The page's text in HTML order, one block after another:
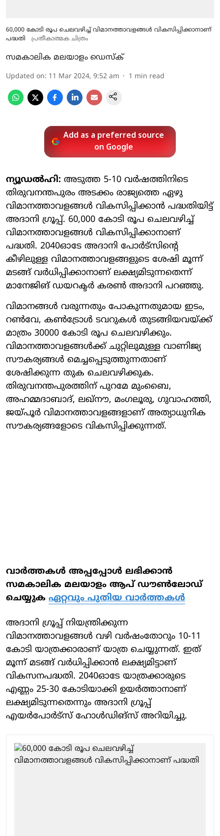
60,000 കോടി രൂപ ചെലവഴിച്ച് വിമാനത്താവളങ്ങള്‍ വികസിപ്പിക്കാനാണ്
പദ്ധതി
പ്രതീകാത്മക ചിത്രം
സമകാലിക മലയാളം ഡെസ്ക്
Updated on: 11 Mar 2024, 9:52 am 1 min read
Add as a preferred source
on Google
ന്യൂഡല്‍ഹി: അടുത്ത 5-10 വര്‍ഷത്തിനിടെ
തിരുവനന്തപുരം അടക്കം രാജ്യത്തെ ഏഴു
വിമാനത്താവളങ്ങള്‍ വികസിപ്പിക്കാന്‍ പദ്ധതിയിട്ട്
അദാനി ഗ്രൂപ്പ്. 60,000 കോടി രൂപ ചെലവഴിച്ച്
വിമാനത്താവളങ്ങള്‍ വികസിപ്പിക്കാനാണ്
പദ്ധതി. 2040ഓടേ അദാനി പോര്‍ട്‌സിന്റെ
കീഴിലുള്ള വിമാനത്താവളങ്ങളുടെ ശേഷി മൂന്ന്
മടങ്ങ് വര്‍ധിപ്പിക്കാനാണ് ലക്ഷ്യമിടുന്നതെന്ന്
മാനേജിങ് ഡയറക്ടര്‍ കരണ്‍ അദാനി പറഞ്ഞു.
വിമാനങ്ങള്‍ വരുന്നതും പോകുന്നതുമായ ഇടം,
റണ്‍വേ, കണ്‍ട്രോള്‍ ടവറുകള്‍ തുടങ്ങിയവയ്ക്ക്
മാത്രം 30000 കോടി രൂപ ചെലവഴിക്കും.
വിമാനത്താവളങ്ങള്‍ക്ക് ചുറ്റിലുമുള്ള വാണിജ്യ
സൗകര്യങ്ങള്‍ മെച്ചപ്പെടുത്തുന്നതാണ്
ശേഷിക്കുന്ന തുക ചെലവഴിക്കുക.
തിരുവനന്തപുരത്തിന് പുറമേ മുംബൈ,
അഹമ്മദാബാദ്, ലഖ്‌നൗ, മംഗലൂരു, ഗുവാഹത്തി,
ജയ്പൂര്‍ വിമാനത്താവളങ്ങളാണ് അത്യാധുനിക
സൗകര്യങ്ങളോടെ വികസിപ്പിക്കുന്നത്.
വാര്‍ത്തകള്‍ അപ്പപ്പോള്‍ ലഭിക്കാന്‍
സമകാലിക മലയാളം ആപ് ഡൗണ്‍ലോഡ്
ചെയ്യുക ഏറ്റവും പുതിയ വാര്‍ത്തകള്‍
അദാനി ഗ്രൂപ്പ് നിയന്ത്രിക്കുന്ന
വിമാനത്താവളങ്ങള്‍ വഴി വര്‍ഷംതോറും 10-11
കോടി യാത്രക്കാരാണ് യാത്ര ചെയ്യുന്നത്. ഇത്
മൂന്ന് മടങ്ങ് വര്‍ധിപ്പിക്കാന്‍ ലക്ഷ്യമിട്ടാണ്
വികസനപദ്ധതി. 2040ഓടേ യാത്രക്കാരുടെ
എണ്ണം 25-30 കോടിയാക്കി ഉയര്‍ത്താനാണ്
ലക്ഷ്യമിടുന്നതെന്നും അദാനി ഗ്രൂപ്പ്
എയര്‍പോര്‍ട്‌സ് ഹോള്‍ഡിങ്‌സ് അറിയിച്ചു.